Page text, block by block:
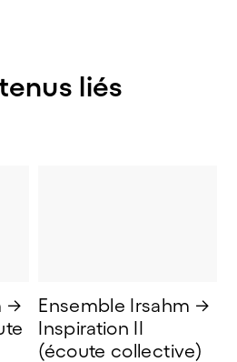
liés
→
Ensemble Irsahm →
Inspiration II
(écoute collective)